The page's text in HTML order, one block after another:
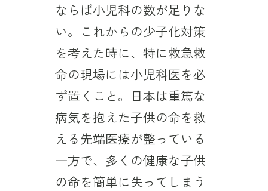
ならば小児科の数が足りな
い。これからの少子化対策
を考えた時に、特に救急救
命の現場には小児科医を必
ず置くこと。日本は重篤な
病気を抱えた子供の命を救
える先端医療が整っている
一方で、多くの健康な子供
の命を簡単に失ってしまう